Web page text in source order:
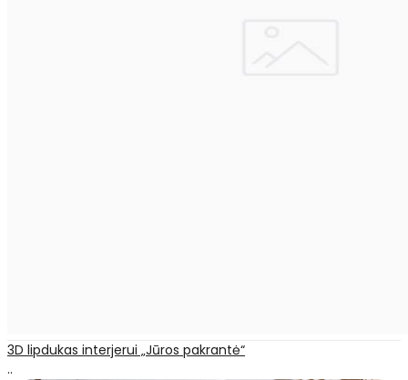
3D lipdukas interjerui „Jūros pakrantė“
..